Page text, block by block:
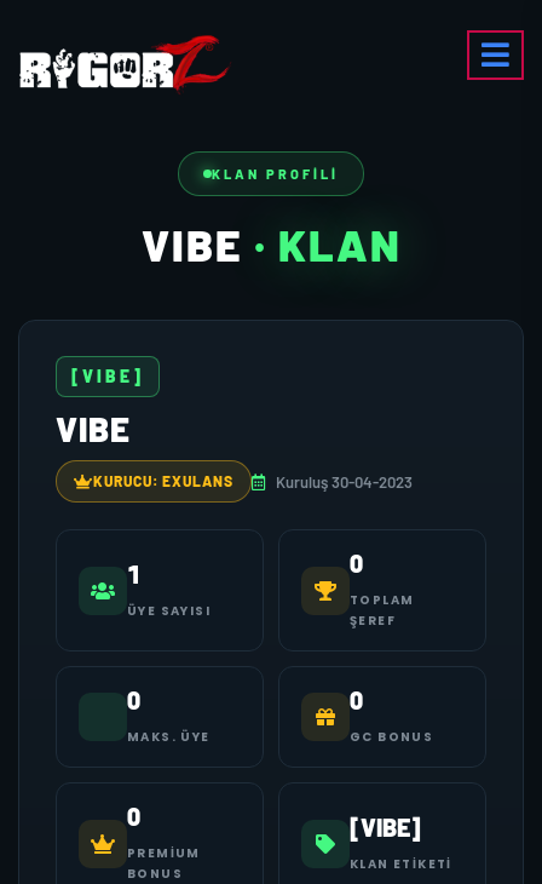
KLAN PROFILI
VIBE · KLAN
[VIBE]
VIBE
KURUCU: EXULANS Kuruluş 30-04-2023
1
ÜYE SAYISI
0
TOPLAM
ŞEREF
0
MAKS. ÜYE
0
GC BONUS
0
PREMIUM
BONUS
[VIBE]
KLAN ETIKETI